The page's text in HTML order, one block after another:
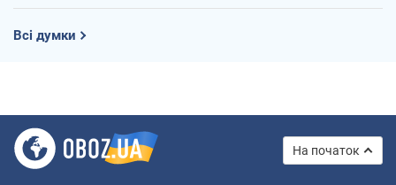
Всі думки
На початок